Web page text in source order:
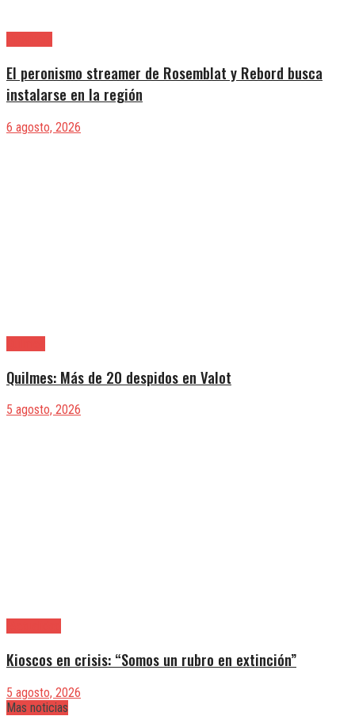
El peronismo streamer de Rosemblat y Rebord busca
instalarse en la región
6 agosto, 2026
Quilmes: Más de 20 despidos en Valot
5 agosto, 2026
Kioscos en crisis: “Somos un rubro en extinción”
5 agosto, 2026
Mas noticias